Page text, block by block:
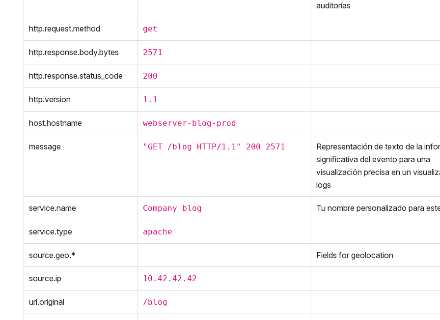
auditorías
http.request.method get
http.response.body.bytes 2571
http.response.status_code 200
http.version 1.1
host.hostname webserver-blog-prod
message "GET /blog HTTP/1.1" 200 2571
Representación de texto de la
significativa del evento para una
visualización precisa en un
logs
service.name Company blog Tu nombre personalizado para
service.type apache
source.geo.* Fields for geolocation
source.ip 10.42.42.42
url.original /blog